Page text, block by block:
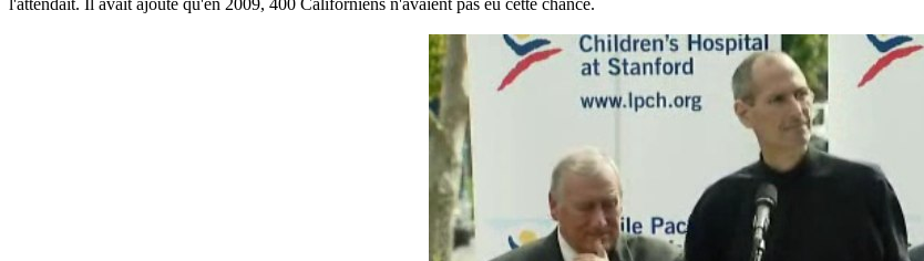
l'attendait. Il avait ajouté qu'en 2009, 400 Californiens n'avaient pas eu cette chance.